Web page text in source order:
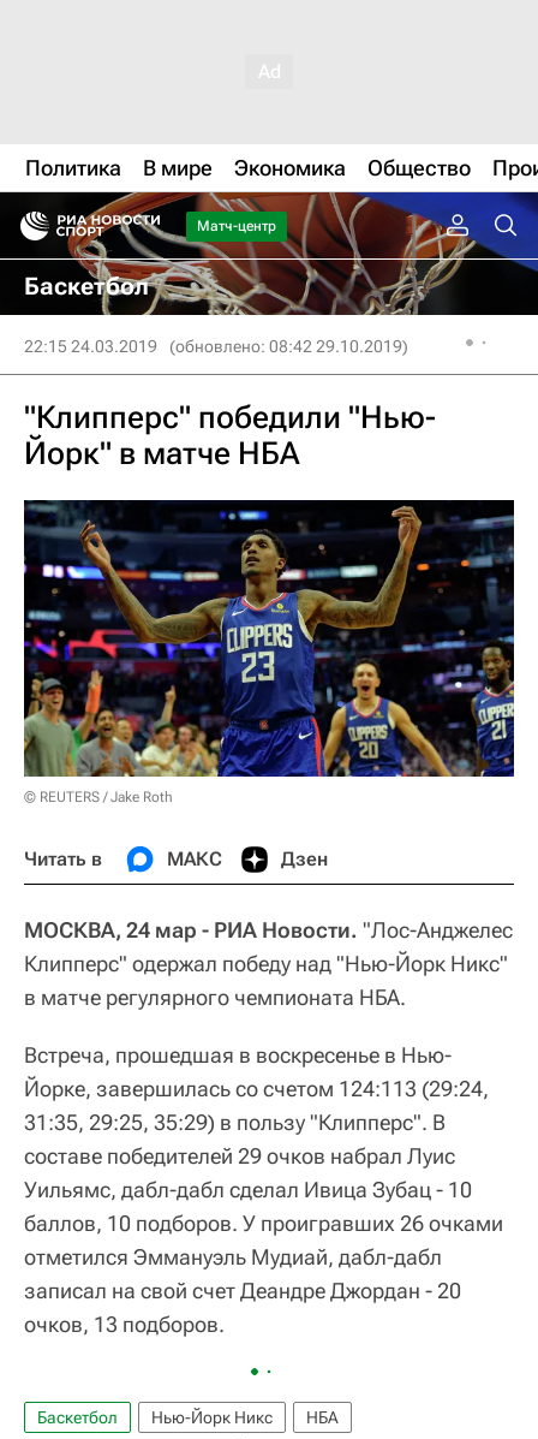
Политика В мире Экономика Общество
Матч-центр
Баскетбол
22:15 24.03.2019 (обновлено: 08:42 29.10.2019)
"Клипперс" победили "Нью-
Йорк" в матче НБА
© REUTERS / Jake Roth
Читать в МАКС Дзен
МОСКВА, 24 мар - РИА Новости. "Лос-Анджелес
Клипперс" одержал победу над "Нью-Йорк Никс"
в матче регулярного чемпионата НБА.
Встреча, прошедшая в воскресенье в Нью-
Йорке, завершилась со счетом 124:113 (29:24,
31:35, 29:25, 35:29) в пользу "Клипперс". В
составе победителей 29 очков набрал Луис
Уильямс, дабл-дабл сделал Ивица Зубац - 10
баллов, 10 подборов. У проигравших 26 очками
отметился Эммануэль Мудиай, дабл-дабл
записал на свой счет Деандре Джордан - 20
очков, 13 подборов.
Баскетбол Нью-Йорк Никс
НБА